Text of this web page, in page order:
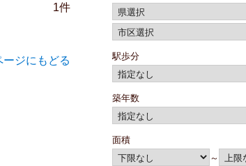
1件
ージにもどる 駅歩分
築年数
面積
～